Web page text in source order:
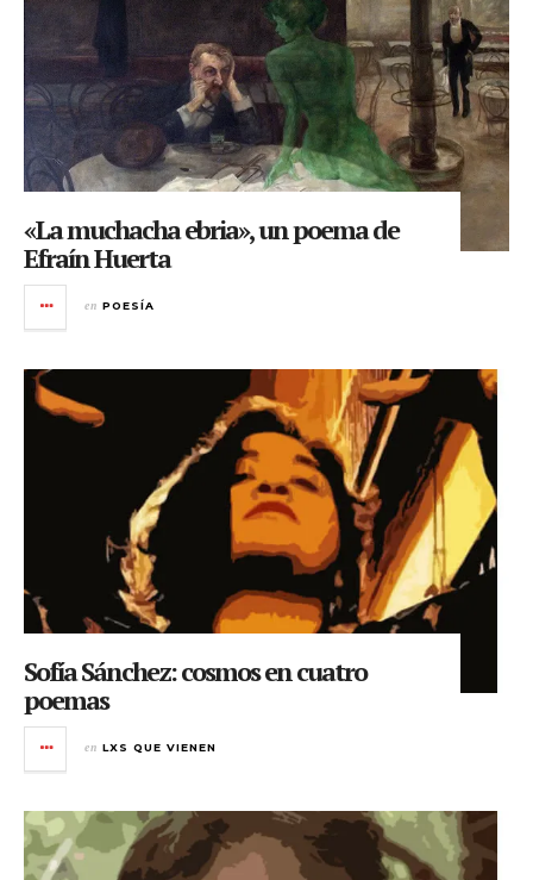
«La muchacha ebria», un poema de
Efraín Huerta
en POESÍA
Sofía Sánchez: cosmos en cuatro
poemas
en LXS QUE VIENEN